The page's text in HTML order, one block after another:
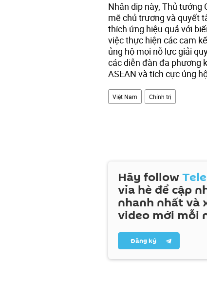
Nhân dịp này, Thủ tướng
mẽ chủ trương và quyết
thích ứng hiệu quả với
việc thực hiện các cam
ủng hộ mọi nỗ lực giải
các diễn đàn đa phương
ASEAN và tích cực ủng
Việt Nam Chính trị
Hãy follow
vỉa hè để cập
nhanh nhất và
video mới mỗi
Đăng ký